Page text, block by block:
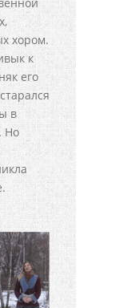
хором.
к
его
в
Но